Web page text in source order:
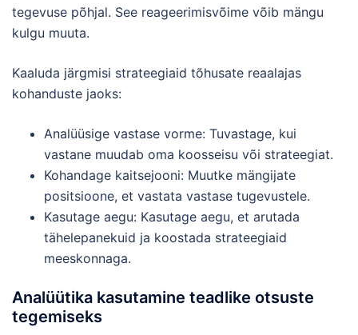
tegevuse põhjal. See reageerimisvõime võib mängu
kulgu muuta.
Kaaluda järgmisi strateegiaid tõhusate reaalajas
kohanduste jaoks:
Analüüsige vastase vorme: Tuvastage, kui
vastane muudab oma koosseisu või strateegiat.
Kohandage kaitsejooni: Muutke mängijate
positsioone, et vastata vastase tugevustele.
Kasutage aegu: Kasutage aegu, et arutada
tähelepanekuid ja koostada strateegiaid
meeskonnaga.
Analüütika kasutamine teadlike otsuste
tegemiseks